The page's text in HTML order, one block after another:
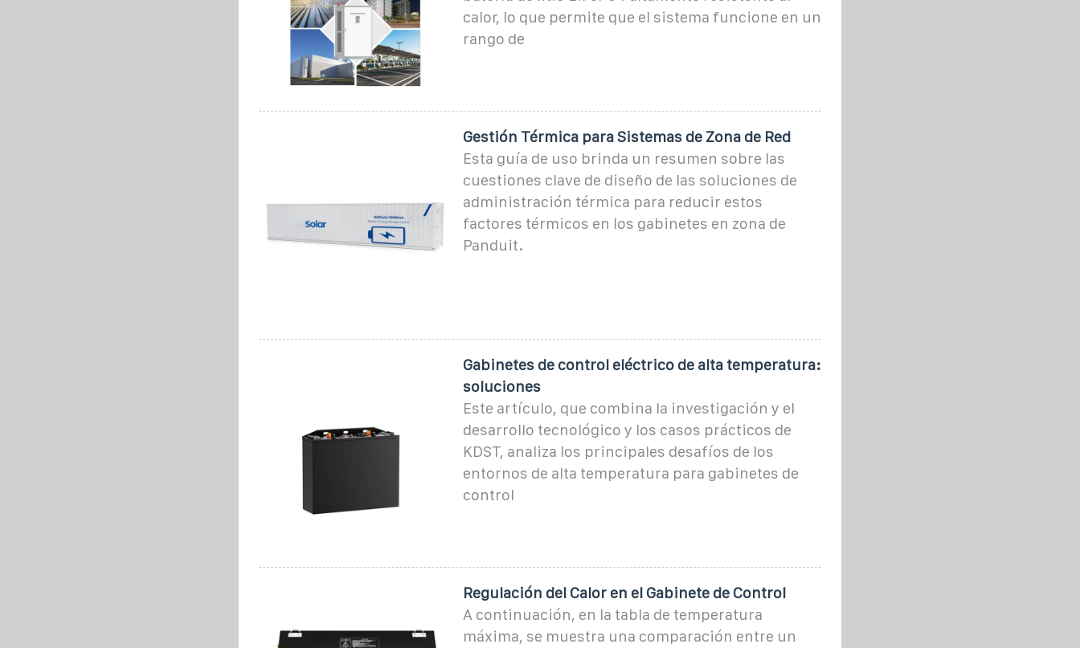
calor, lo que permite que el sistema funcione en un
rango de
Gestión Térmica para Sistemas de Zona de Red
Esta guía de uso brinda un resumen sobre las
cuestiones clave de diseño de las soluciones de
administración térmica para reducir estos
factores térmicos en los gabinetes en zona de
Panduit.
Gabinetes de control eléctrico de alta temperatura:
soluciones
Este artículo, que combina la investigación y el
desarrollo tecnológico y los casos prácticos de
KDST, analiza los principales desafíos de los
entornos de alta temperatura para gabinetes de
control
Regulación del Calor en el Gabinete de Control
A continuación, en la tabla de temperatura
máxima, se muestra una comparación entre un